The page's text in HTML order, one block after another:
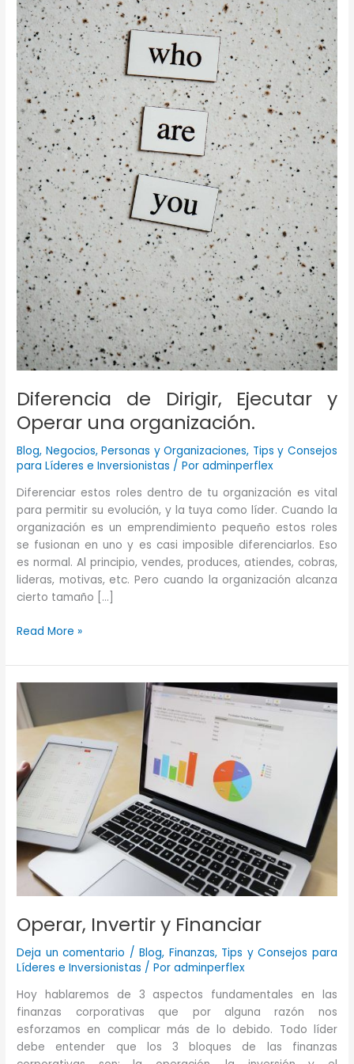
Diferencia de Dirigir, Ejecutar y
Operar una organización.
Blog, Negocios,Personas y Organizaciones, Tips y Consejos
para Líderes e Inversionistas / Poradminperflex
Diferenciar estos roles dentro de tu organización es vital
para permitir su evolución, y la tuya como líder. Cuando la
organización es un emprendimiento pequeño estos roles
se fusionan en uno y es casi imposible diferenciarlos. Eso
es normal. Al principio, vendes, produces, atiendes, cobras,
lideras, motivas, etc. Pero cuando la organización alcanza
cierto tamaño […]
Diferencia
Dirigir,
Ejecutar
Operar
una
organización.
Read More »
Operar, Invertir y Financiar
Deja un comentario /Blog, Finanzas, Tips y Consejos para
Líderes e Inversionistas / Poradminperflex
Hoy hablaremos de 3 aspectos fundamentales en las
finanzas corporativas que por alguna razón nos
esforzamos en complicar más de lo debido. Todo líder
debe entender que los 3 bloques de las finanzas